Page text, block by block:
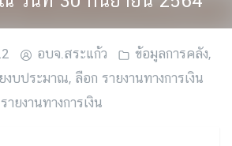
อบจ.สระแก้ว ข้อมูลการคลัง,
งบประมาณ, ลือก รายงานทางการเงิน
รายงานทางการเงิน